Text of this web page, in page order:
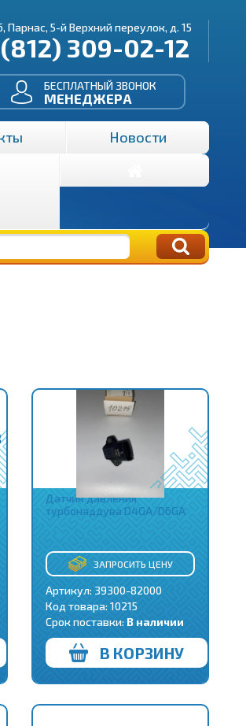
Парнас, 5-й Верхний переулок, д. 15
309-02-12
БЕСПЛАТНЫЙ ЗВОНОК
МЕНЕДЖЕРА
Новости
Датчик давления
турбонаддува D4GA/D6GA
ЗАПРОСИТЬ ЦЕНУ
Артикул: 39300-82000
Код товара: 10215
Срок поставки: В наличии
В КОРЗИНУ